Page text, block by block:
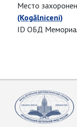
Место
(Kogălniceni)
ID ОБД